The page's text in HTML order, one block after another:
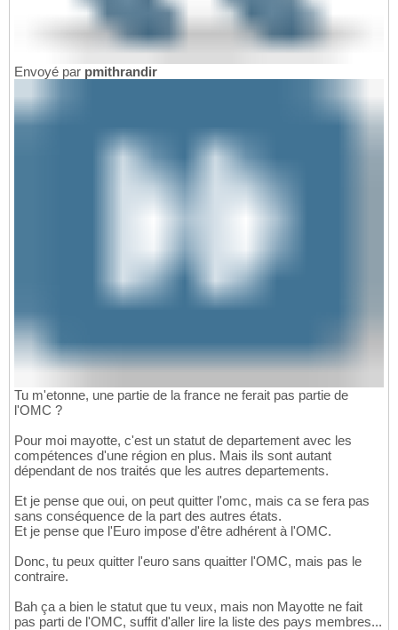
Envoyé par pmithrandir
Tu m'etonne, une partie de la france ne ferait pas partie de
l'OMC ?
Pour moi mayotte, c'est un statut de departement avec les
compétences d'une région en plus. Mais ils sont autant
dépendant de nos traités que les autres departements.
Et je pense que oui, on peut quitter l'omc, mais ca se fera pas
sans conséquence de la part des autres états.
Et je pense que l'Euro impose d'être adhérent à l'OMC.
Donc, tu peux quitter l'euro sans quaitter l'OMC, mais pas le
contraire.
Bah ça a bien le statut que tu veux, mais non Mayotte ne fait
pas parti de l'OMC, suffit d'aller lire la liste des pays membres...